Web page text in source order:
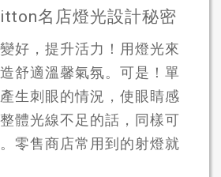
名店燈光設計秘密
好，提升活力！用燈光來
舒適溫馨氣氛。可是！單
生刺眼的情況，使眼睛感
體光線不足的話，同樣可
零售商店常用到的射燈就